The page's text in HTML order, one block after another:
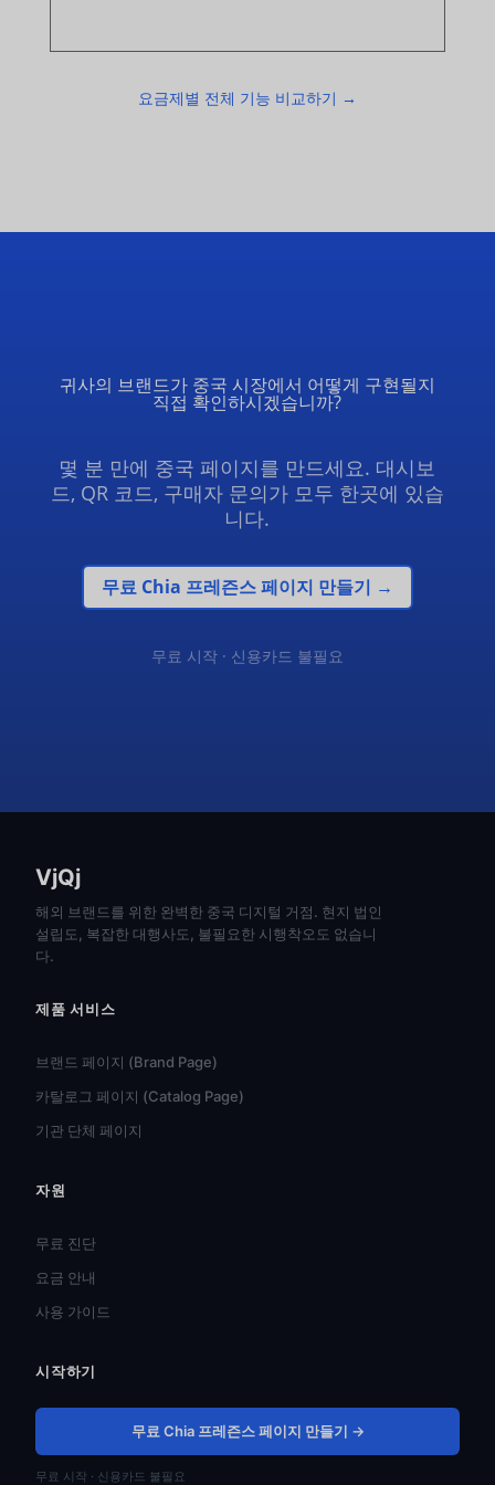
요금제별 전체 기능 비교하기 →
귀사의 브랜드가 중국 시장에서 어떻게 구현될지
직접 확인하시겠습니까?
몇 분 만에 중국 페이지를 만드세요. 대시보
드, QR 코드, 구매자 문의가 모두 한곳에 있습
니다.
무료 Chia 프레즌스 페이지 만들기 →
무료 시작 · 신용카드 불필요
VjQj
해외 브랜드를 위한 완벽한 중국 디지털 거점. 현지 법인
설립도, 복잡한 대행사도, 불필요한 시행착오도 없습니
다.
제품 서비스
브랜드 페이지 (Brand Page)
카탈로그 페이지 (Catalog Page)
기관 단체 페이지
자원
무료 진단
요금 안내
사용 가이드
시작하기
무료 Chia 프레즌스 페이지 만들기 →
무료 시작 · 신용카드 불필요
Português do Brasil